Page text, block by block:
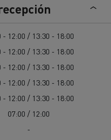
- 12:00 / 13:30 - 18:00
- 12:00 / 13:30 - 18:00
- 12:00 / 13:30 - 18:00
- 12:00 / 13:30 - 18:00
- 12:00 / 13:30 - 18:00
07:00 / 12:00
-